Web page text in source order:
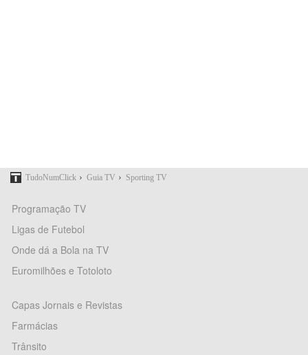
TudoNumClick › Guia TV › Sporting TV
Programação TV
Ligas de Futebol
Onde dá a Bola na TV
Euromilhões e Totoloto
Capas Jornais e Revistas
Farmácias
Trânsito